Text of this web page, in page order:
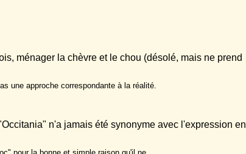
ménager la chèvre et le chou (désolé, mais ne prend
une approche correspondante à la réalité.
n'a jamais été synonyme avec l'expression en